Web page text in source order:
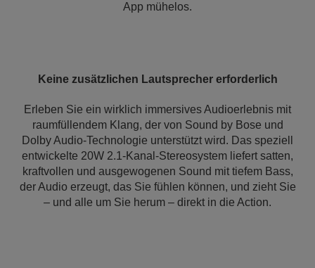
App mühelos.
Keine zusätzlichen Lautsprecher erforderlich
Erleben Sie ein wirklich immersives Audioerlebnis mit
raumfüllendem Klang, der von Sound by Bose und
Dolby Audio-Technologie unterstützt wird. Das speziell
entwickelte 20W 2.1-Kanal-Stereosystem liefert satten,
kraftvollen und ausgewogenen Sound mit tiefem Bass,
der Audio erzeugt, das Sie fühlen können, und zieht Sie
– und alle um Sie herum – direkt in die Action.